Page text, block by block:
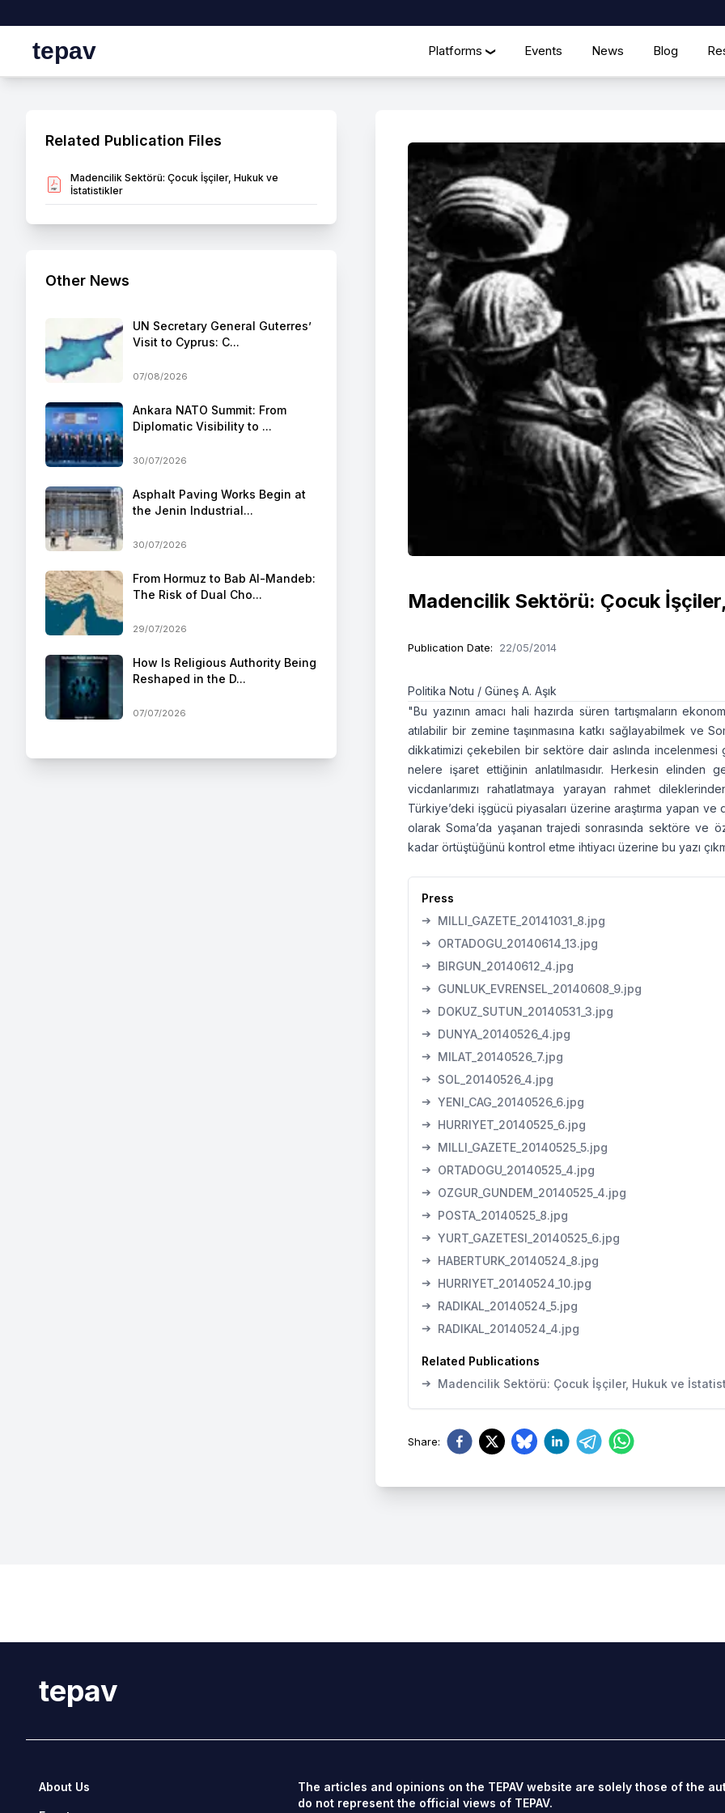
tepav Platforms ❯ Events News Blog
Related Publication Files
Madencilik Sektörü: Çocuk İşçiler, Hukuk ve
İstatistikler
Other News
UN Secretary General Guterres’
Visit to Cyprus: C...
07/08/2026
Ankara NATO Summit: From
Diplomatic Visibility to ...
30/07/2026
Asphalt Paving Works Begin at
the Jenin Industrial...
30/07/2026
From Hormuz to Bab Al-Mandeb:
The Risk of Dual Cho...
29/07/2026
How Is Religious Authority Being
Reshaped in the D...
07/07/2026
Madencilik Sektörü: Çocuk
Publication Date: 22/05/2014
Politika Notu / Güneş A. Aşık
"Bu yazının amacı hali hazırda süren tartışmaların
atılabilir bir zemine taşınmasına katkı sağlayabilmek ve
dikkatimizi çekebilen bir sektöre dair aslında
nelere işaret ettiğinin anlatılmasıdır. Herkesin
vicdanlarımızı rahatlatmaya yarayan rahmet
Türkiye’deki işgücü piyasaları üzerine araştırma yapan
olarak Soma’da yaşanan trajedi sonrasında sektöre
kadar örtüştüğünü kontrol etme ihtiyacı üzerine bu yazı
Press
➔
MILLI_GAZETE_20141031_8.jpg
➔ ORTADOGU_20140614_13.jpg
➔
BIRGUN_20140612_4.jpg
➔ GUNLUK_EVRENSEL_20140608_9.jpg
➔
DOKUZ_SUTUN_20140531_3.jpg
➔
DUNYA_20140526_4.jpg
➔
MILAT_20140526_7.jpg
➔ SOL_20140526_4.jpg
➔ YENI_CAG_20140526_6.jpg
➔
HURRIYET_20140525_6.jpg
➔
MILLI_GAZETE_20140525_5.jpg
➔ ORTADOGU_20140525_4.jpg
➔ OZGUR_GUNDEM_20140525_4.jpg
➔
POSTA_20140525_8.jpg
➔ YURT_GAZETESI_20140525_6.jpg
➔
HABERTURK_20140524_8.jpg
➔
HURRIYET_20140524_10.jpg
➔
RADIKAL_20140524_5.jpg
➔
RADIKAL_20140524_4.jpg
Related Publications
➔
Madencilik Sektörü: Çocuk İşçiler, Hukuk ve
Share:
tepav
About Us
The articles and opinions on the TEPAV website are solely those of the
do not represent the official views of TEPAV.